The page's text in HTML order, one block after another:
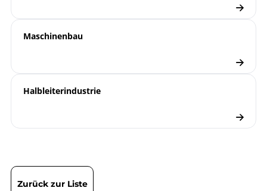
Maschinenbau
Halbleiterindustrie
Zurück zur Liste